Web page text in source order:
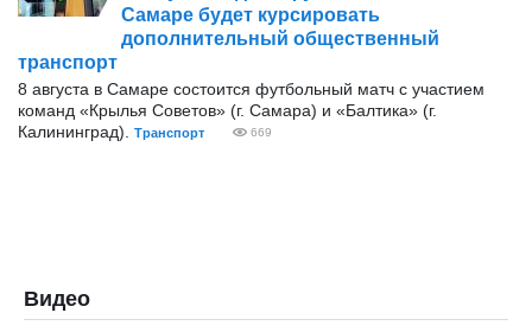
Самаре будет курсировать
дополнительный общественный
транспорт
8 августа в Самаре состоится футбольный матч с участием
команд «Крылья Советов» (г. Самара) и «Балтика» (г.
Калининград).
Транспорт 669
Видео